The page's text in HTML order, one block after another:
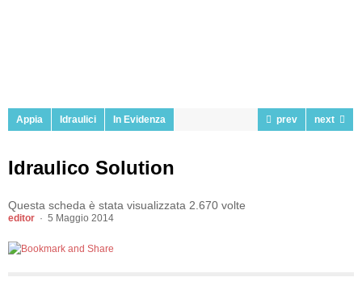
Appia Idraulici In Evidenza prev next
Idraulico Solution
Questa scheda è stata visualizzata 2.670 volte
editor 5 Maggio 2014